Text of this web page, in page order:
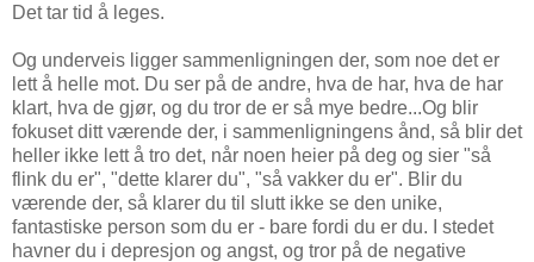
Det tar tid å leges.
Og underveis ligger sammenligningen der, som noe det er
lett å helle mot. Du ser på de andre, hva de har, hva de har
klart, hva de gjør, og du tror de er så mye bedre...Og blir
fokuset ditt værende der, i sammenligningens ånd, så blir det
heller ikke lett å tro det, når noen heier på deg og sier "så
flink du er", "dette klarer du", "så vakker du er". Blir du
værende der, så klarer du til slutt ikke se den unike,
fantastiske person som du er - bare fordi du er du. I stedet
havner du i depresjon og angst, og tror på de negative